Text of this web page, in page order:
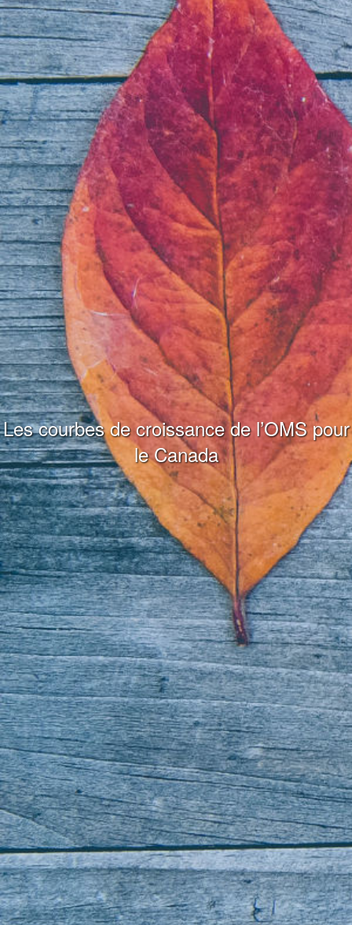
Les courbes de croissance de l’OMS pour
le Canada